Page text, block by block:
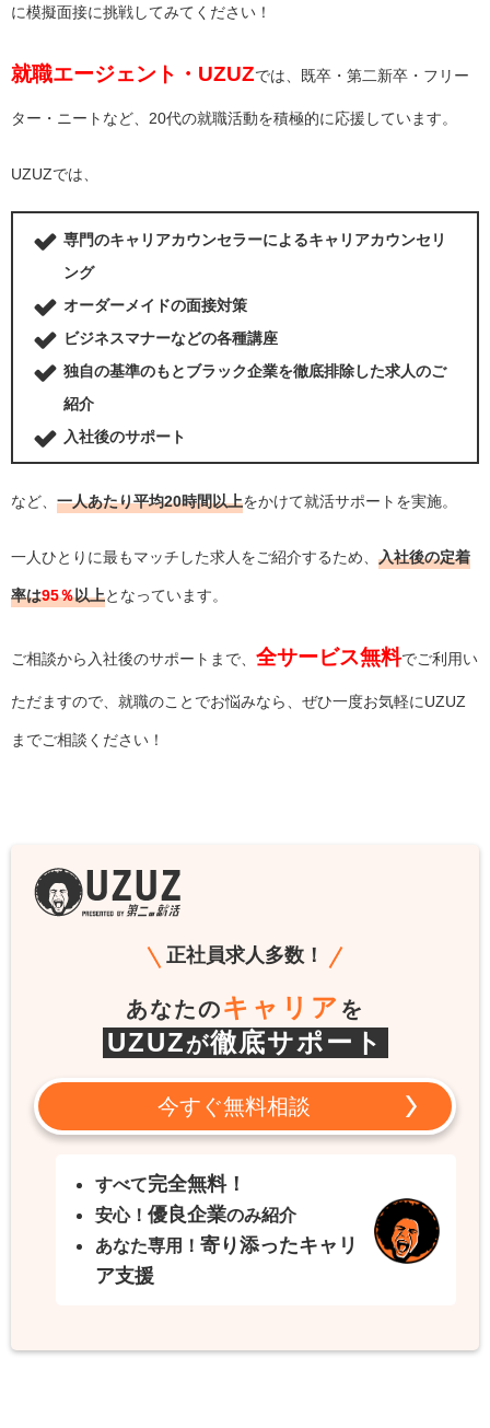
に模擬面接に挑戦してみてください！
就職エージェント・UZUZでは、既卒・第二新卒・フリー
ター・ニートなど、20代の就職活動を積極的に応援しています。
UZUZでは、
専門のキャリアカウンセラーによるキャリアカウンセリ
ング
オーダーメイドの面接対策
ビジネスマナーなどの各種講座
独自の基準のもとブラック企業を徹底排除した求人のご
紹介
入社後のサポート
など、 一人あたり平均20時間以上をかけて就活サポートを実施。
一人ひとりに最もマッチした求人をご紹介するため、 入社後の定着
率は95％以上となっています。
ご相談から入社後のサポートまで、 全サービス無料でご利用い
ただますので、就職のことでお悩みなら、ぜひ一度お気軽にUZUZ
までご相談ください！
正社員求人多数！
あなたのキャリア を
UZUZが徹底サポート
今すぐ無料相談
すべて完全無料！
安心！ 優良企業のみ紹介
あなた専用！ 寄り添ったキャリ
ア支援